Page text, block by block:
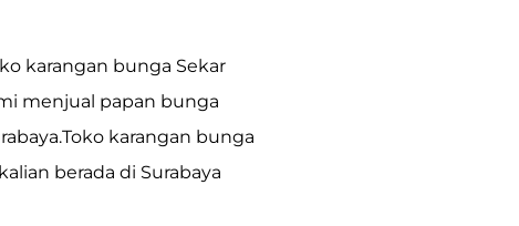
karangan bunga Sekar
menjual papan bunga
karangan bunga
berada di Surabaya